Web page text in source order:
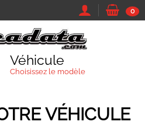
0
Véhicule
Choisissez le modèle
VÉHICULE